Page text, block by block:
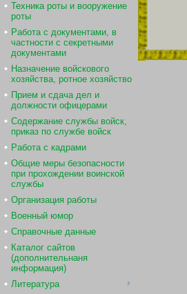
Техника роты и вооружение
роты
Работа с документами, в
частности с секретными
документами
Назначение войскового
хозяйства, ротное хозяйство
Прием и сдача дел и
должности офицерами
Содержание службы войск,
приказ по службе войск
Работа с кадрами
Общие меры безопасности
при прохождении воинской
службы
Организация работы
Военный юмор
Справочные данные
Каталог сайтов
(дополнительнаня
информация)
Литература